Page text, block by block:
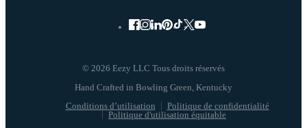
© 2026 Eezy LLC Tous droits réservés
Conditions d’utilisation
Politique de confidentialité
Politique d'utilisation équitable